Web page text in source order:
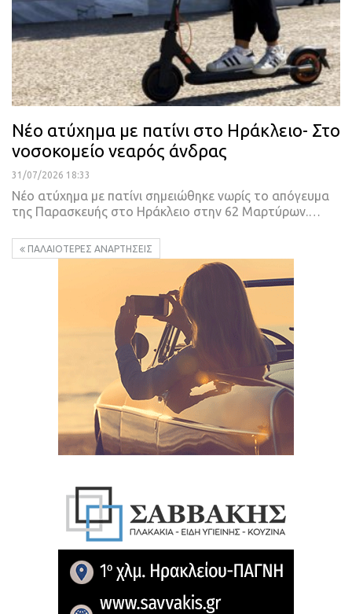
Νέο ατύχημα με πατίνι στο Ηράκλειο- Στο
νοσοκομείο νεαρός άνδρας
31/07/2026 18:33
Νέο ατύχημα με πατίνι σημειώθηκε νωρίς το απόγευμα
της Παρασκευής στο Ηράκλειο στην 62 Μαρτύρων.…
ΠΑΛΑΙΌΤΕΡΕΣ ΑΝΑΡΤΉΣΕΙΣ